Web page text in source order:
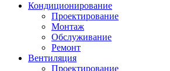
Кондиционирование
Проектирование
Монтаж
Обслуживание
Ремонт
Вентиляция
Проектирование